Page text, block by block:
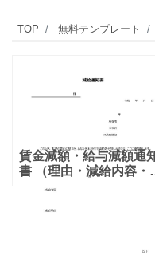
TOP 無料テンプレート
賃金減額・給与減額通
書 （理由・減給内容・
給理由）のシンプルな書
る。簡単な内容やシンプ